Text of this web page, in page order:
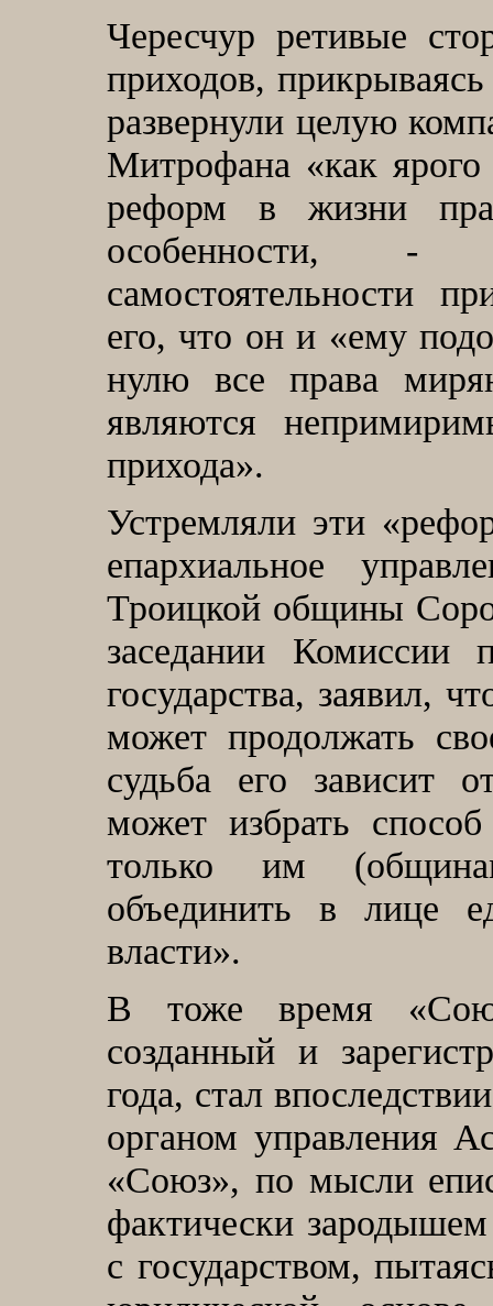
Чересчур ретивые
приходов,
развернули целую
Митрофана «как
реформ в жизни
особенности,
самостоятельности
его, что он и «ему
нулю все права
являются
прихода».
Устремляли эти
епархиальное
Троицкой общины
заседании
государства, заявил,
может продолжать
судьба его зависит
может избрать
только им
объединить в лице
власти».
В тоже время
созданный и
года, стал впоследствии
органом управления
«Союз», по мысли
фактически
с государством,